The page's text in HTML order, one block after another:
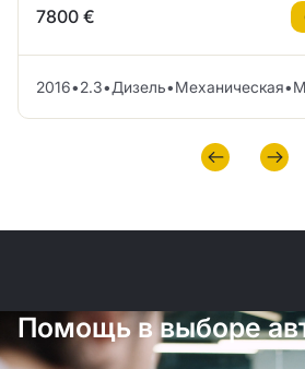
7800 €
2016•2.3•Дизель•Механическая•
Помощь в выборе